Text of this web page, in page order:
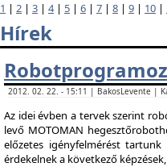
1 | 2 | 3 | 4| 5 | 6 | 7 | 8 | 9 | 10 |
Hírek
2012. 02. 22. - 15:11 | BakosLevente |
Az idei évben a tervek szerint
levő MOTOMAN
előzetes igényfelmérést
érdekelnek a következő